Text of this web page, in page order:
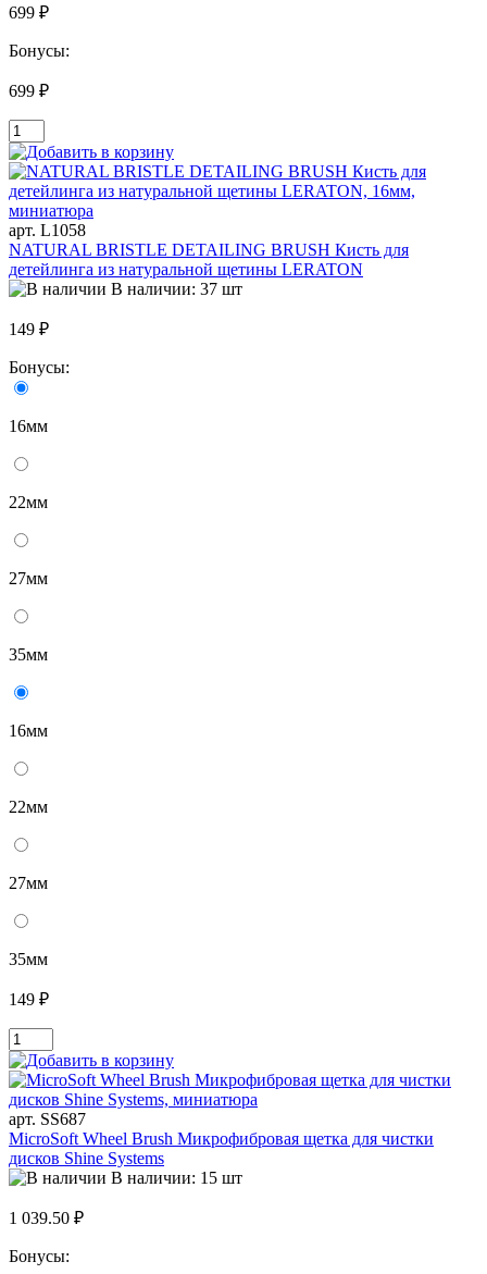
699 ₽
Бонусы:
699 ₽
арт. L1058
NATURAL BRISTLE DETAILING BRUSH Кисть для
детейлинга из натуральной щетины LERATON
В наличии: 37 шт
149 ₽
Бонусы:
16мм
22мм
27мм
35мм
16мм
22мм
27мм
35мм
149 ₽
арт. SS687
MicroSoft Wheel Brush Микрофибровая щетка для чистки
дисков Shine Systems
В наличии: 15 шт
1 039.50 ₽
Бонусы: